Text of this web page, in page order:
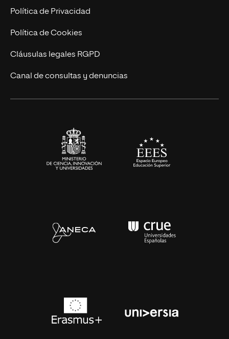
Marketing y Comunicación
Ingeniería
Diseño
Ciencias de la Salud
Política de Privacidad
Política de Cookies
Cláusulas legales RGPD
Canal de consultas y denuncias